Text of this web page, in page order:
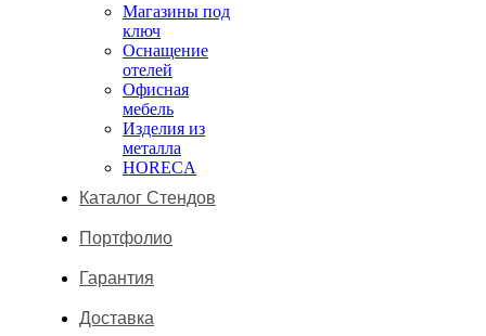
Магазины под
ключ
Оснащение
отелей
Офисная
мебель
Изделия из
металла
HORECA
Каталог Стендов
Портфолио
Гарантия
Доставка